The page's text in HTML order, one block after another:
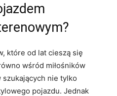
które od ‌lat cieszą się
wśród miłośników
nie tylko
pojazdu.⁣ Jednak